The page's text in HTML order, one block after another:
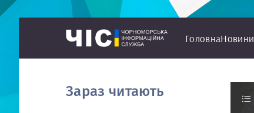
ГоловнаНовини
Зараз читають